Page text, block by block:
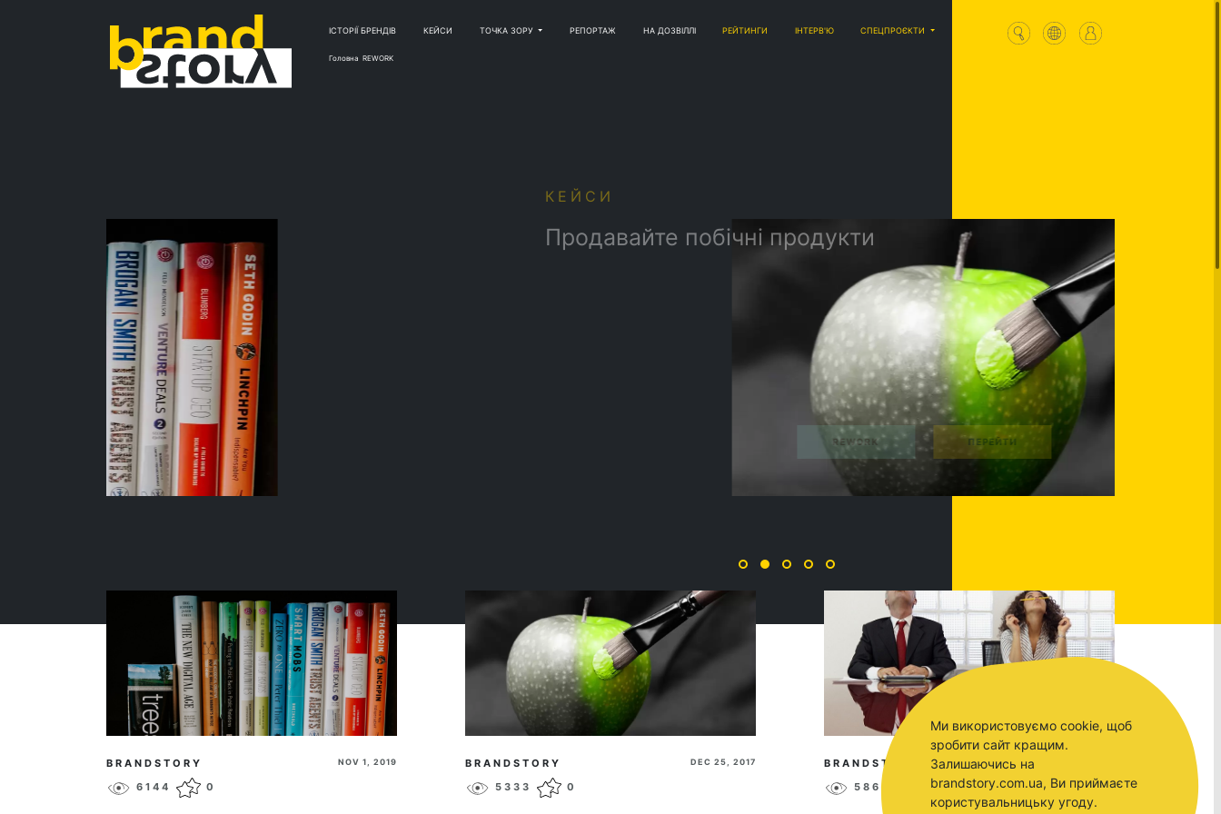
ІСТОРІЇ БРЕНДІВ КЕЙСИ ТОЧКА ЗОРУ РЕПОРТАЖ НА ДОЗВІЛЛІ РЕЙТИНГИ ІНТЕРВ'Ю СПЕЦПРОЄКТИ
Головна REWORK
Продавайте побічні продукти
BRANDSTORY NOV 1, 2019
6144 0
BRANDSTORY DEC 25, 2017
5333 0
BRANDSTORY
5860 0
Ми використовуємо cookie, щоб
зробити сайт кращим.
Залишаючись на
brandstory.com.ua, Ви приймаєте
користувальницьку угоду.